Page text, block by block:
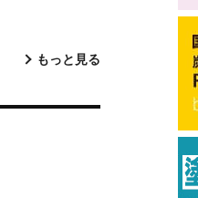
もっと見る